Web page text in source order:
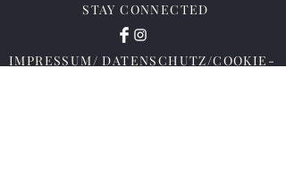
STAY CONNECTED
IMPRESSUM/ DATENSCHUTZ/COOKIE-